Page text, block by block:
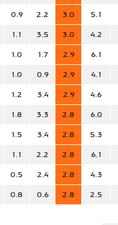
5.1
3.0
2.2
0.9
4.2
3.0
3.5
1.1
6.1
2.9
1.7
1.0
4.1
2.9
0.9
1.0
4.6
2.9
3.4
1.2
6.0
2.8
3.3
1.8
5.3
2.8
3.4
1.5
6.1
2.8
2.2
1.1
4.3
2.8
2.4
0.5
2.5
2.8
0.6
0.8